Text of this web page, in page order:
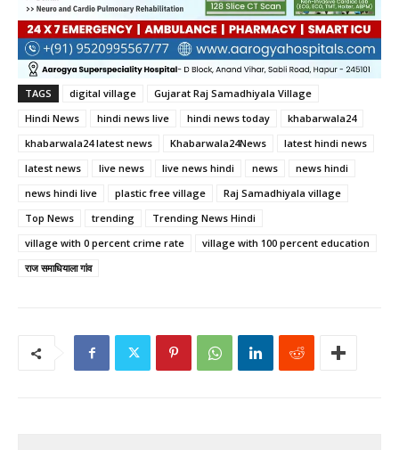
TAGS digital village
Gujarat Raj Samadhiyala Village
Hindi News
hindi news live hindi news today
khabarwala24
khabarwala24 latest news
Khabarwala24News
latest hindi news
latest news
live news live news hindi news
news hindi
news hindi live
plastic free village
Raj Samadhiyala village
Top News
trending
Trending News Hindi
village with 0 percent crime rate
village with 100 percent education
राज समाधियाला गांव